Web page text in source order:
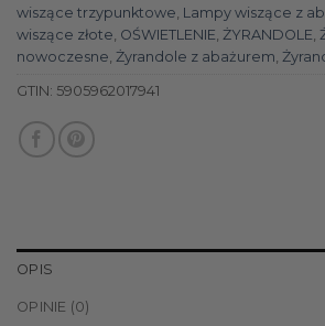
wiszące trzypunktowe Lampy wiszące z
wiszące złote OŚWIETLENIE ŻYRANDOLE
nowoczesne Żyrandole z abażurem
GTIN: 5905962017941
OPIS
OPINIE (0)